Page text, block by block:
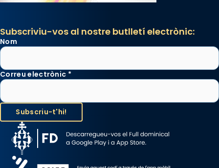
Subscriviu-vos al nostre butlletí electrònic:
Nom
Correu electrònic *